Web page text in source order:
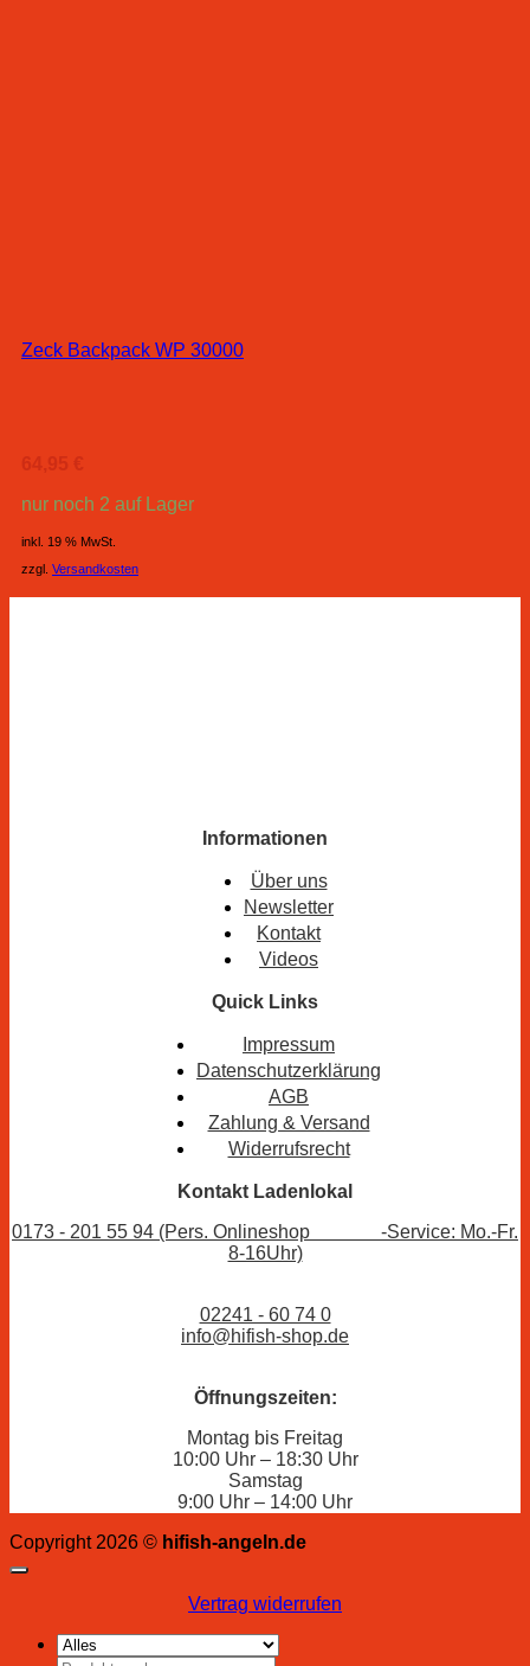
Zeck Backpack WP 30000
64,95 €
nur noch 2 auf Lager
inkl. 19 % MwSt.
zzgl. Versandkosten
Informationen
Über uns
Newsletter
Kontakt
Videos
Quick Links
Impressum
Datenschutzerklärung
AGB
Zahlung & Versand
Widerrufsrecht
Kontakt Ladenlokal
0173 - 201 55 94 (Pers. Onlineshop -Service: Mo.-Fr.
8-16Uhr)
02241 - 60 74 0
info@hifish-shop.de
Öffnungszeiten:
Montag bis Freitag
10:00 Uhr – 18:30 Uhr
Samstag
9:00 Uhr – 14:00 Uhr
Copyright 2026 © hifish-angeln.de
Vertrag widerrufen